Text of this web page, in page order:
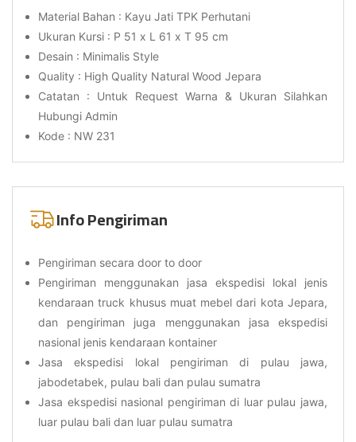
Material Bahan : Kayu Jati TPK Perhutani
Ukuran Kursi : P 51 x L 61 x T 95 cm
Desain : Minimalis Style
Quality : High Quality Natural Wood Jepara
Catatan : Untuk Request Warna & Ukuran Silahkan
Hubungi Admin
Kode : NW 231
Info Pengiriman
Pengiriman secara door to door
Pengiriman menggunakan jasa ekspedisi lokal jenis
kendaraan truck khusus muat mebel dari kota Jepara,
dan pengiriman juga menggunakan jasa ekspedisi
nasional jenis kendaraan kontainer
Jasa ekspedisi lokal pengiriman di pulau jawa,
jabodetabek, pulau bali dan pulau sumatra
Jasa ekspedisi nasional pengiriman di luar pulau jawa,
luar pulau bali dan luar pulau sumatra